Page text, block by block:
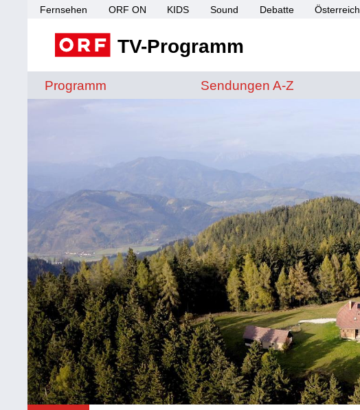
Fernsehen ORF ON KIDS Sound Debatte Österreich
TV-Programm
Programm Sendungen von A bis Z
Sendungen A-Z